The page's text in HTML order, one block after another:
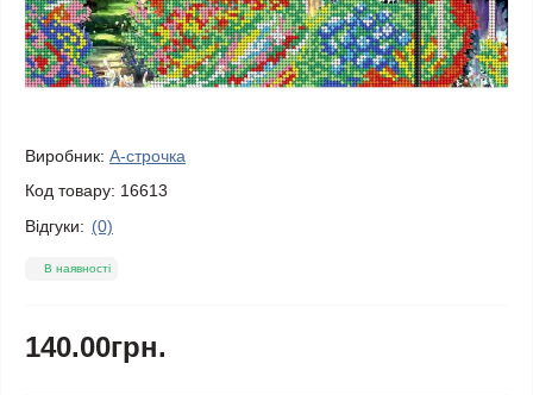
Виробник: А-строчка
Код товару: 16613
Відгуки: (0)
В наявності
140.00грн.